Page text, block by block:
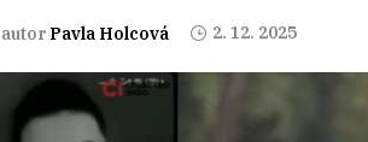
autor Pavla Holcová 2. 12. 2025